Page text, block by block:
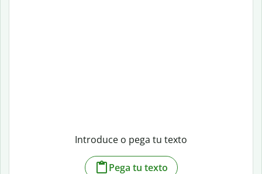
Introduce o pega tu texto
Pega tu texto